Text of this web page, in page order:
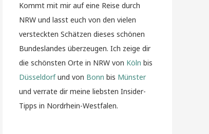
Kommt mit mir auf eine Reise durch
NRW und lasst euch von den vielen
versteckten Schätzen dieses schönen
Bundeslandes überzeugen. Ich zeige dir
die schönsten Orte in NRW von Köln bis
Düsseldorfund von Bonn bis Münster
und verrate dir meine liebsten Insider-
Tipps in Nordrhein-Westfalen.